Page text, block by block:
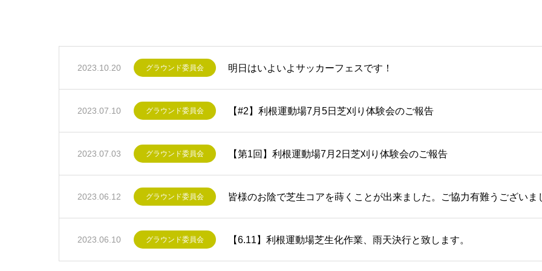
2023.10.20 グラウンド委員会 明日はいよいよサッカーフェスです！
2023.07.10 グラウンド委員会 【#2】利根運動場7月5日芝刈り体験会のご報告
2023.07.03 グラウンド委員会 【第1回】利根運動場7月2日芝刈り体験会のご報告
2023.06.12 グラウンド委員会 皆様のお陰で芝生コアを蒔くことが出来ました。ご協力有難うございま
2023.06.10 グラウンド委員会 【6.11】利根運動場芝生化作業、雨天決行と致します。